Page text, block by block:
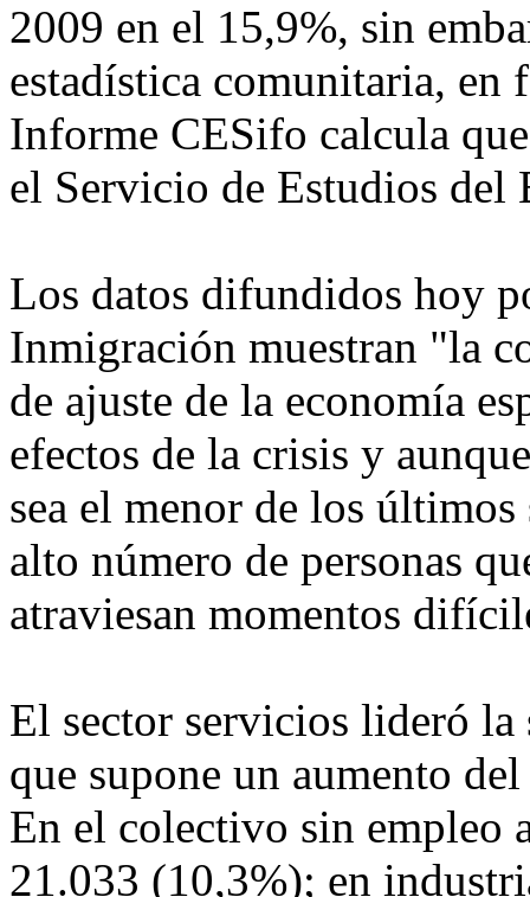
2009 en el 15,9%, sin
estadística comunitaria, en
Informe CESifo calcula
el Servicio de Estudios del
Los datos difundidos hoy
Inmigración muestran "la
de ajuste de la economía
efectos de la crisis y
sea el menor de los últimos
alto número de personas
atraviesan momentos
El sector servicios lideró la
que supone un aumento
En el colectivo sin empleo
21.033 (10,3%); en